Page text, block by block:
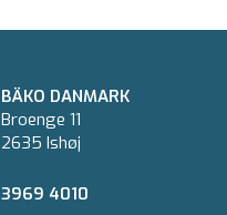
BÄKO DANMARK
Broenge 11
2635 Ishøj
3969 4010